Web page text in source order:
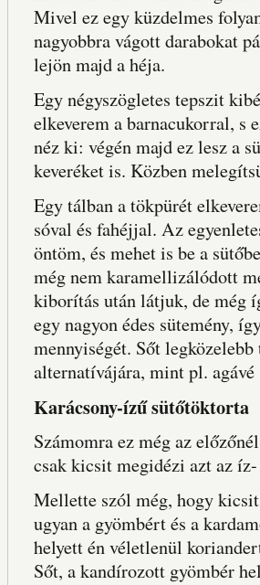
Mivel ez egy küzdelmes
nagyobbra vágott darabokat
lejön majd a héja.
Egy négyszögletes tepszit
elkeverem a barnacukorral, s
néz ki: végén majd ez lesz a
keveréket is. Közben
Egy tálban a tökpürét
sóval és fahéjjal. Az
öntöm, és mehet is be a
még nem karamellizálódott
kiborítás után látjuk, de még
egy nagyon édes sütemény,
mennyiségét. Sőt
alternatívájára, mint pl.
Karácsony-ízű sütőtöktorta
Számomra ez még az
csak kicsit megidézi azt az
Mellette szól még, hogy
ugyan a gyömbért és a
helyett én véletlenül
Sőt, a kandírozott gyömbér